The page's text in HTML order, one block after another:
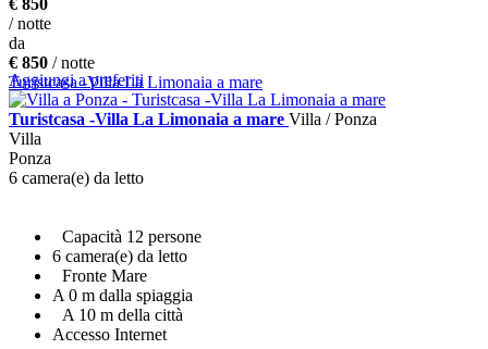
/ notte
da
€ 850 / notte
Turistcasa -Villa La Limonaia a mare
Aggiungi a preferiti
Turistcasa -Villa La Limonaia a mare Villa / Ponza
Villa
Ponza
6 camera(e) da letto
Capacità 12 persone
6 camera(e) da letto
Fronte Mare
A 0 m dalla spiaggia
A 10 m della città
Accesso Internet